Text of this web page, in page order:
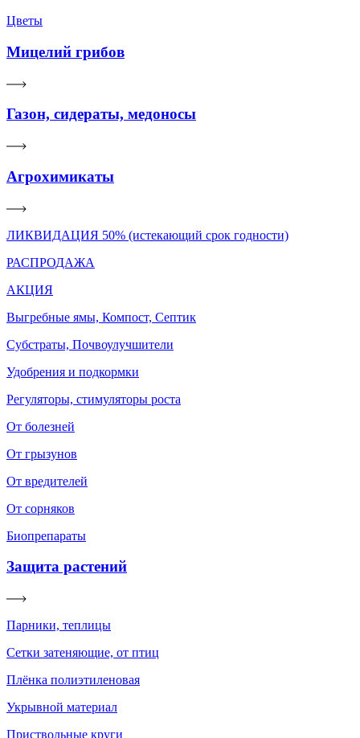
Цветы
Мицелий грибов
Газон, сидераты, медоносы
Агрохимикаты
ЛИКВИДАЦИЯ 50% (истекающий срок годности)
РАСПРОДАЖА
АКЦИЯ
Выгребные ямы, Компост, Септик
Субстраты, Почвоулучшители
Удобрения и подкормки
Регуляторы, стимуляторы роста
От болезней
От грызунов
От вредителей
От сорняков
Биопрепараты
Защита растений
Парники, теплицы
Сетки затеняющие, от птиц
Плёнка полиэтиленовая
Укрывной материал
Приствольные круги